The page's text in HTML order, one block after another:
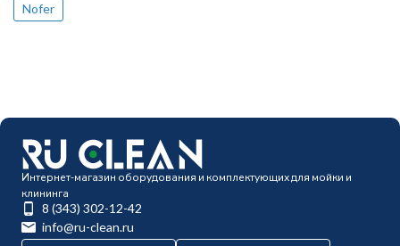
Nofer
Интернет-магазин оборудования и комплектующих для мойки и
клининга
8 (343) 302-12-42
info@ru-clean.ru